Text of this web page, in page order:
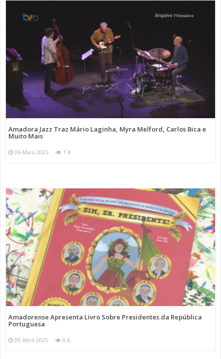
Amadora Jazz Traz Mário Laginha, Myra Melford, Carlos Bica e
Muito Mais
06 Maio 2025 1 K
Amadorense Apresenta Livro Sobre Presidentes da República
Portuguesa
09 Abril 2025 0 K